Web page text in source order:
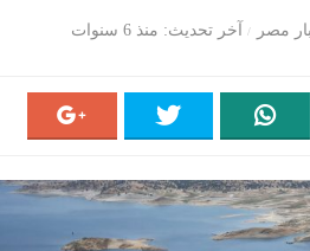
مصر آخر تحديث منذ 6 سنوات